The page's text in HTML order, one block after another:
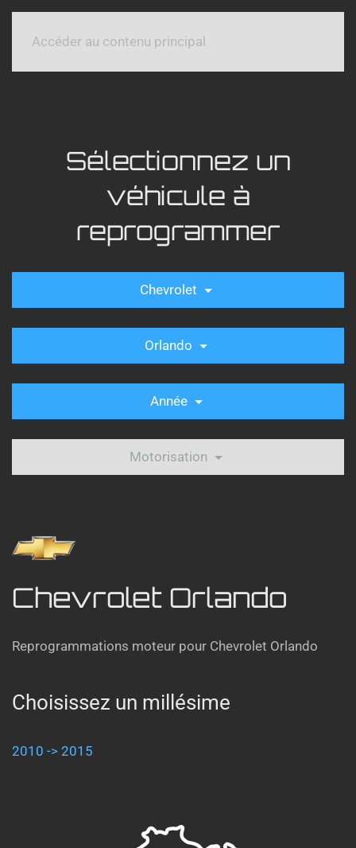
Accéder au contenu principal
Sélectionnez un
véhicule à
reprogrammer
Chevrolet
Orlando
Année
Motorisation
Chevrolet Orlando
Reprogrammations moteur pour Chevrolet Orlando
Choisissez un millésime
2010 -> 2015